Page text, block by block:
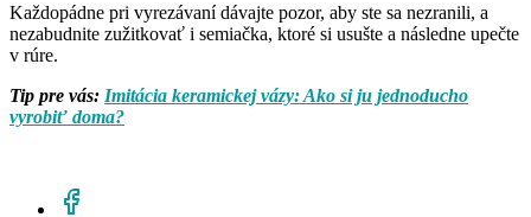
Každopádne pri vyrezávaní dávajte pozor, aby ste sa nezranili, a
nezabudnite zužitkovať i semiačka, ktoré si usušte a následne upečte
v rúre.
Tip pre vás: Imitácia keramickej vázy: Ako si ju jednoducho
vyrobiť doma?